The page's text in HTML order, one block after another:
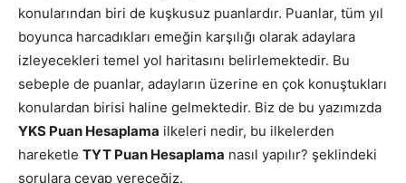
konularından biri de kuşkusuz puanlardır. Puanlar, tüm yıl
boyunca harcadıkları emeğin karşılığı olarak adaylara
izleyecekleri temel yol haritasını belirlemektedir. Bu
sebeple de puanlar, adayların üzerine en çok konuştukları
konulardan birisi haline gelmektedir. Biz de bu yazımızda
YKS Puan Hesaplama ilkeleri nedir, bu ilkelerden
hareketle TYT Puan Hesaplama nasıl yapılır? şeklindeki
sorulara cevap vereceğiz.